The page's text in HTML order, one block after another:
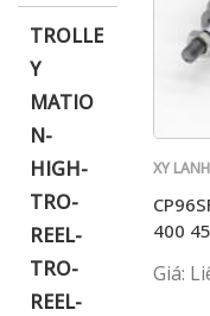
TROLLE
Y
MATIO
N-
HIGH-
TRO-
REEL-
TRO-
REEL-
XY
400
Giá: